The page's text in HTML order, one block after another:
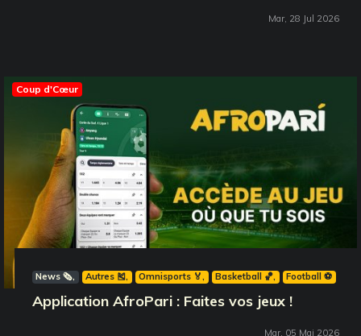
Mar, 28 Jul 2026
Coup d'Cœur
News 🗞️ Autres 🎽 Omnisports 🏅 Basketball 🏀 Football ⚽️
Application AfroPari : Faites vos jeux !
Mar, 05 Mai 2026